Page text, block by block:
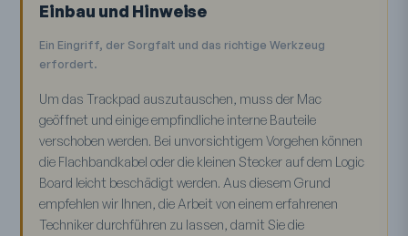
Einbau und Hinweise
Ein Eingriff, der Sorgfalt und das richtige Werkzeug
erfordert.
Um das Trackpad auszutauschen, muss der Mac
geöffnet und einige empfindliche interne Bauteile
verschoben werden. Bei unvorsichtigem Vorgehen können
die Flachbandkabel oder die kleinen Stecker auf dem Logic
Board leicht beschädigt werden. Aus diesem Grund
empfehlen wir Ihnen, die Arbeit von einem erfahrenen
Techniker durchführen zu lassen, damit Sie die